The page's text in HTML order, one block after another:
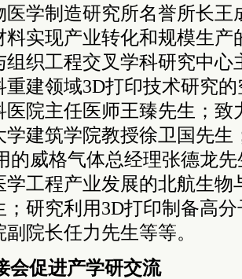
医学制造研究所名誉所长王
料实现产业转化和规模生产
组织工程交叉学科研究中心
重建领域3D打印技术研究
医院主任医师王臻先生；致
学建筑学院教授徐卫国先生
的威格气体总经理张德龙
学工程产业发展的北航生物
；研究利用3D打印制备高
院长任力先生等等。
会促进产学研交流